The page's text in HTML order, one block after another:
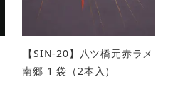
【SIN-20】八ツ橋元赤ラメ
南郷 1 袋（2本入）